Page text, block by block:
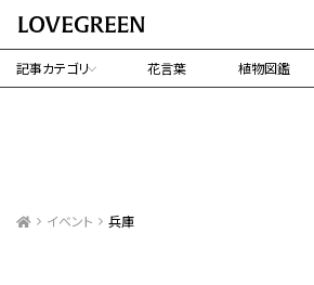
記事カテゴリ 花言葉 植物図鑑
イベント 兵庫